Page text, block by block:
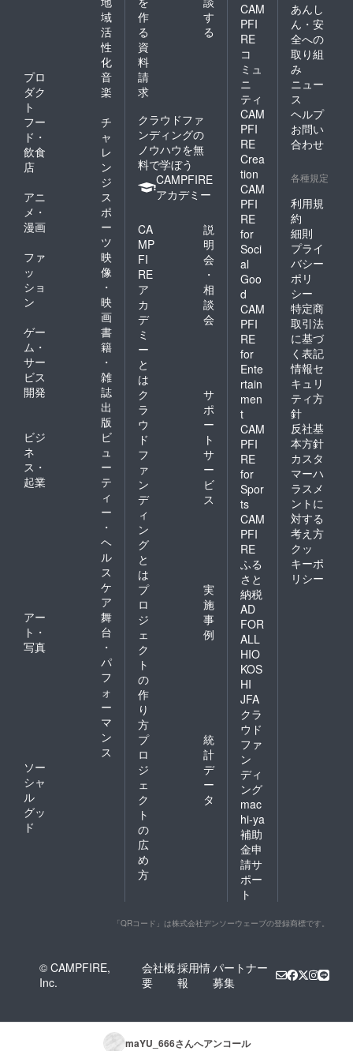
域
活
性
化
プロ
ダク
ト
音
楽
フー
ド・
飲食
店
チ
ャ
レ
ン
ジ
アニ
メ・
漫画
ス
ポ
ー
ツ
ファ
ッ
ショ
ン
映
像
・
映
画
ゲー
ム・
サー
ビス
開発
書
籍
・
雑
誌
出
版
ビジ
ネ
ス・
起業
ビ
ュ
ー
テ
ィ
ー
・
ヘ
ル
ス
ケ
ア
アー
ト・
写真
舞
台
・
パ
フ
ォ
ー
マ
ン
ス
ソー
シャ
ル
グッ
ド
作
る
す
る
資
料
請
求
クラウドファ
ンディングの
ノウハウを無
料で学ぼう
CAMPFIRE
アカデミー
CA
MP
FI
RE
ア
カ
デ
ミ
ー
と
は
説
明
会
・
相
談
会
ク
ラ
ウ
ド
フ
ァ
ン
デ
ィ
ン
グ
と
は
サ
ポ
ー
ト
サ
ー
ビ
ス
プ
ロ
ジ
ェ
ク
ト
の
作
り
方
実
施
事
例
プ
ロ
ジ
ェ
ク
ト
の
広
め
方
統
計
デ
ー
タ
CAM
PFI
RE
コ
ミュ
ニ
ティ
CAM
PFI
RE
Crea
tion
CAM
PFI
RE
for
Soci
al
Goo
d
CAM
PFI
RE
for
Ente
rtain
men
t
CAM
PFI
RE
for
Spor
ts
CAM
PFI
RE
ふる
さと
納税
AD
FOR
ALL
HIO
KOS
HI
JFA
クラ
ウド
ファ
ン
ディ
ング
mac
hi-ya
補助
金申
請サ
ポー
ト
あんし
ん・安
全への
取り組
み
ニュー
ス
ヘルプ
お問い
合わせ
各種規定
利用規
約
細則
プライ
バシー
ポリ
シー
特定商
取引法
に基づ
く表記
情報セ
キュリ
ティ方
針
反社基
本方針
カスタ
マーハ
ラスメ
ントに
対する
考え方
クッ
キーポ
リシー
「QRコード」は株式会社デンソーウェーブの登録商標です。
© CAMPFIRE,
Inc.
会社概
要
採用情
報
パートナー
募集
maYU_666さんへアンコール